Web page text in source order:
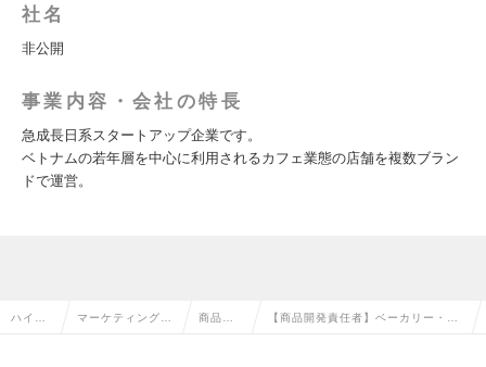
社名
非公開
事業内容・会社の特長
急成長日系スタートアップ企業です。
ベトナムの若年層を中心に利用されるカフェ業態の店舗を複数ブラン
ドで運営。
ハイク マーケティング・ 商品企 【商品開発責任者】ベーカリー・ス